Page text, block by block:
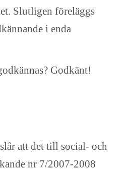
Slutligen föreläggs
i enda
Godkänt!
att det till social- och
nr 7/2007-2008